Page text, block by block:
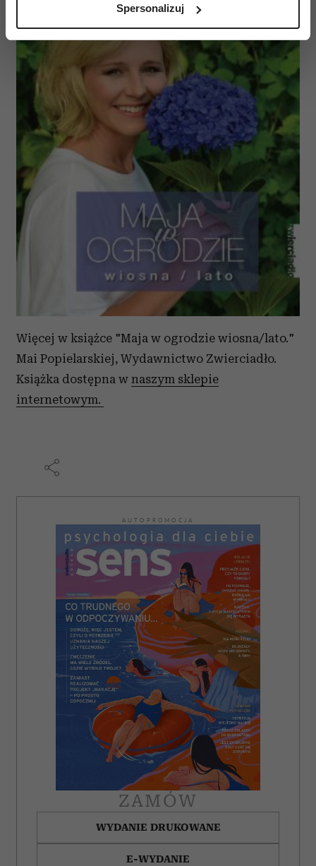
(fingerprinting, czyli wirtualny odcisk palca)
dane są przetwarzane oraz ustaw własne preferencje w
sekcji szczegółów. W Deklaracji plików cookie możesz
zmienić lub wycofać swoją zgodę w dowolnej chwili.
Wykorzystujemy pliki cookie do spersonalizowania treści
i reklam, aby oferować funkcje społecznościowe i
analizować ruch w naszej witrynie. Informacje o tym, jak
korzystasz z naszej witryny, udostępniamy partnerom
społecznościowym, reklamowym i analitycznym.
Partnerzy mogą połączyć te informacje z innymi danymi
otrzymanymi od Ciebie lub uzyskanymi podczas
korzystania z ich usług.
Spersonalizuj
Więcej w książce "Maja w ogrodzie wiosna/lato."
Mai Popielarskiej, Wydawnictwo Zwierciadło.
Książka dostępna w naszym sklepie
internetowym.
AUTOPROMOCJA
ZAMÓW
WYDANIE DRUKOWANE
E-WYDANIE